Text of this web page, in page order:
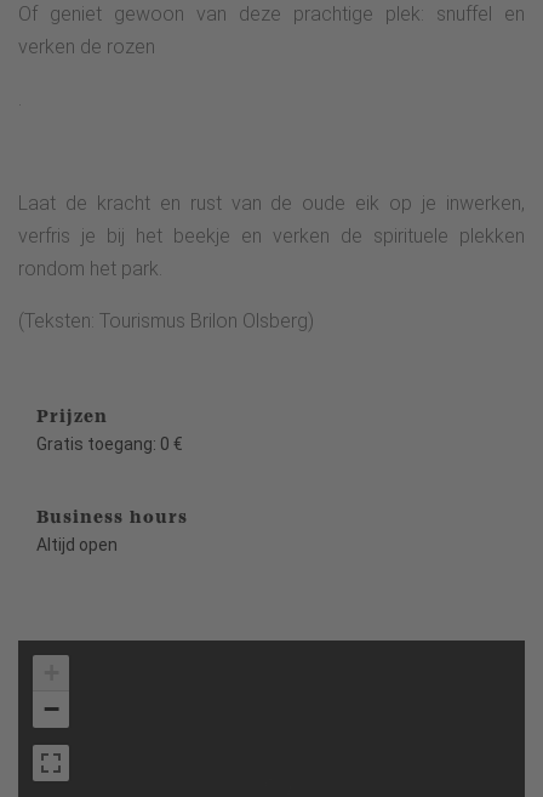
Of geniet gewoon van deze prachtige plek: snuffel en
verken de rozen
.
Laat de kracht en rust van de oude eik op je inwerken,
verfris je bij het beekje en verken de spirituele plekken
rondom het park.
(Teksten: Tourismus Brilon Olsberg)
Prijzen
Gratis toegang: 0 €
Business hours
Altijd open
−